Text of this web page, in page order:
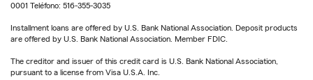
0001 Teléfono: 516-355-3035
Installment loans are offered by U.S. Bank National Association. Deposit products
are offered by U.S. Bank National Association. Member FDIC.
The creditor and issuer of this credit card is U.S. Bank National Association,
pursuant to a license from Visa U.S.A. Inc.